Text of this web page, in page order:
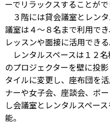
ーでリラックスすることがで
３階には貸会議室とレン
議室は４～８名まで利用で
レッスンや面接に活用できる
レンタルスペースは１２
のプロジェクターを壁に投
タイルに変更し、座布団を
ナーや女子会、座談会、ボ
し会議室とレンタルスペー
能。